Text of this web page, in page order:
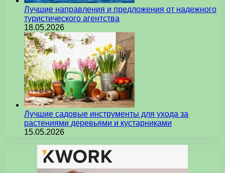
Лучшие направления и предложения от надежного
туристического агентства
18.05.2026
Лучшие садовые инструменты для ухода за
растениями деревьями и кустарниками
15.05.2026